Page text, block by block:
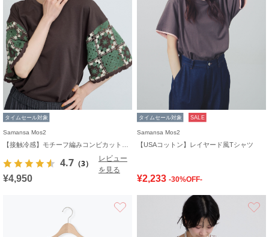
タイムセール対象
Samansa Mos2
4.7 （3）
レビュー
を見る
¥4,950
タイムセール対象 SALE
Samansa Mos2
【USAコットン】レイヤード風Tシャツ
¥2,233 -30%OFF-